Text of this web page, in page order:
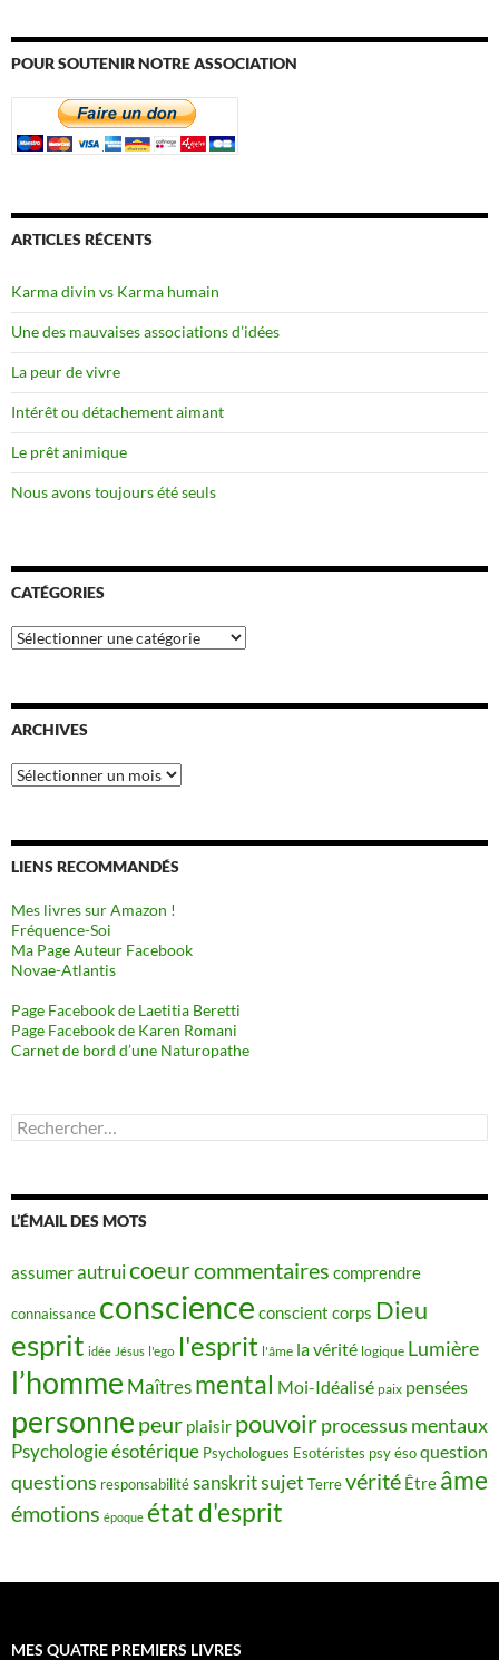
POUR SOUTENIR NOTRE ASSOCIATION
ARTICLES RÉCENTS
Karma divin vs Karma humain
Une des mauvaises associations d’idées
La peur de vivre
Intérêt ou détachement aimant
Le prêt animique
Nous avons toujours été seuls
CATÉGORIES
Catégories
ARCHIVES
Archives
LIENS RECOMMANDÉS
Mes livres sur Amazon !
Fréquence-Soi
Ma Page Auteur Facebook
Novae-Atlantis
Page Facebook de Laetitia Beretti
Page Facebook de Karen Romani
Carnet de bord d’une Naturopathe
Rechercher :
L’ÉMAIL DES MOTS
assumerautruicoeurcommentaires comprendre
connaissance conscience conscient corps Dieu
esprit idée Jésus l'ego l'esprit l'âme la vérité logique Lumière
l’homme Maîtres mental Moi-Idéalisé paix pensées
personne peur plaisir pouvoirprocessus mentaux
Psychologie ésotérique Psychologues Esotéristes psy ésoquestion
questions responsabilitésanskritsujet Terrevérité Être âme
émotions époque état d'esprit
MES QUATRE PREMIERS LIVRES